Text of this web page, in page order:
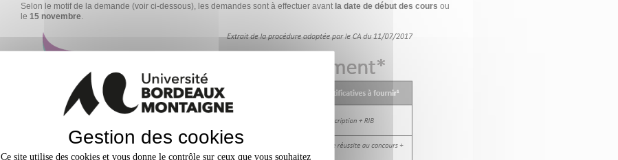
Selon le motif de la demande (voir ci-dessous), les demandes sont à effectuer avant la date de début des cours ou
le 15 novembre
Gestion des cookies
Ce site utilise des cookies et vous donne le contrôle sur ceux que vous souhaitez